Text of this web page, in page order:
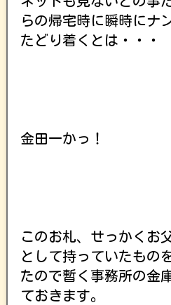
らの帰宅時に瞬時にナ
たどり着くとは・・・
金田一かっ！
このお札、せっかくお
として持っていたもの
たので暫く事務所の金
ておきます。